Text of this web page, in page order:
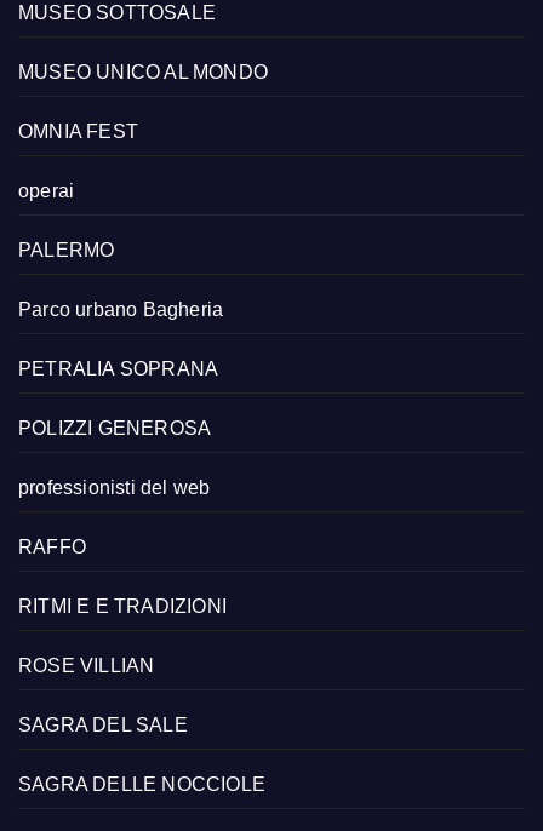
MUSEO SOTTOSALE
MUSEO UNICO AL MONDO
OMNIA FEST
operai
PALERMO
Parco urbano Bagheria
PETRALIA SOPRANA
POLIZZI GENEROSA
professionisti del web
RAFFO
RITMI E E TRADIZIONI
ROSE VILLIAN
SAGRA DEL SALE
SAGRA DELLE NOCCIOLE